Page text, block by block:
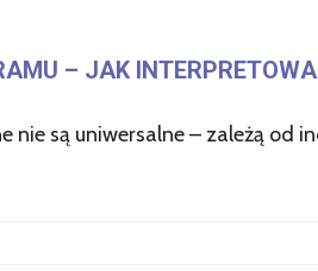
– JAK
nie są uniwersalne – zależą od